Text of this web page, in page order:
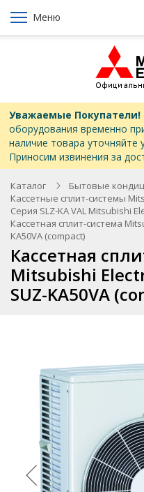
Меню
Уважаемые Покупатели!
оборудования временно
наличие товара уточняйте
Приносим извинения за
Каталог
Бытовые
Кассетные сплит-системы
Серия SLZ-KA VAL Mitsubishi
Кассетная сплит-система
KA50VA (compact)
Кассетная
Mitsubishi
SUZ-KA50VA